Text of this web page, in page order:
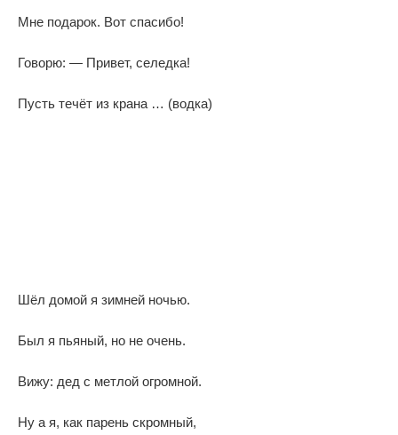
Мне подарок. Вот спасибо!
Говорю: — Привет, селедка!
Пусть течёт из крана … (водка)
Шёл домой я зимней ночью.
Был я пьяный, но не очень.
Вижу: дед с метлой огромной.
Ну а я, как парень скромный,